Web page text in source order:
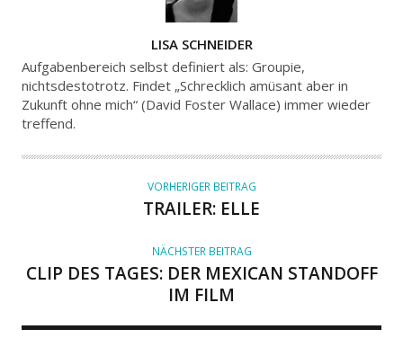
U
T
O
R
LISA SCHNEIDER
Aufgabenbereich selbst definiert als: Groupie,
nichtsdestotrotz. Findet „Schrecklich amüsant aber in
Zukunft ohne mich“ (David Foster Wallace) immer wieder
treffend.
VORHERIGER BEITRAG
TRAILER: ELLE
NÄCHSTER BEITRAG
CLIP DES TAGES: DER MEXICAN STANDOFF
IM FILM